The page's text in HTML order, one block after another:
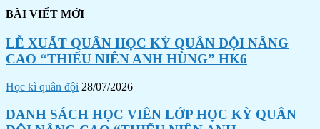
BÀI VIẾT MỚI
LỄ XUẤT QUÂN HỌC KỲ QUÂN ĐỘI NÂNG
CAO “THIẾU NIÊN ANH HÙNG” HK6
Học kì quân đội 28/07/2026
DANH SÁCH HỌC VIÊN LỚP HỌC KỲ QUÂN